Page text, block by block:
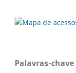
Palavras-chave